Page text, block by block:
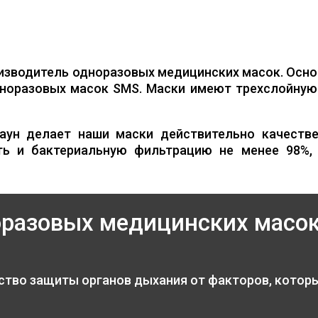
одноразовых медицинских масок.
масок SMS. Маски имеют
делает наши маски действительно
и бактериальную фильтрацию не менее
медицинских
защиты органов дыхания от факторов,